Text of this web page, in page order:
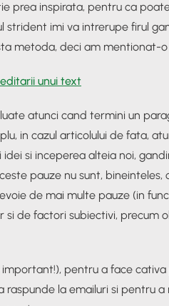
prea inspirata, pentru ca
strident imi va intrerupe firul
metoda, deci am mentionat-o
unui text
atunci cand termini un
in cazul articolului de fata,
si inceperea alteia noi,
pauze nu sunt, bineinteles,
de mai multe pauze (in
de factori subiectivi, precum
pentru a face
la emailuri si pentru